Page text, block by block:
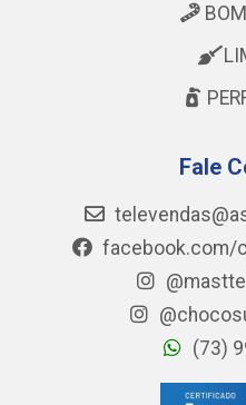
Fale
facebook.com/
(73)